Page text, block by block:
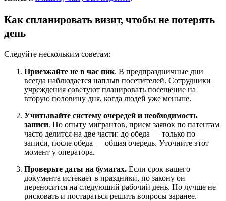
Как спланировать визит, чтобы не потерять
день
Следуйте нескольким советам:
Приезжайте не в час пик. В предпраздничные дни
всегда наблюдается наплыв посетителей. Сотрудники
учреждения советуют планировать посещение на
вторую половину дня, когда людей уже меньше.
Учитывайте систему очередей и необходимость
записи. По опыту мигрантов, прием заявок по патентам
часто делится на две части: до обеда — только по
записи, после обеда — общая очередь. Уточните этот
момент у оператора.
Проверьте даты на бумагах. Если срок вашего
документа истекает в праздники, по закону он
переносится на следующий рабочий день. Но лучше не
рисковать и постараться решить вопросы заранее.